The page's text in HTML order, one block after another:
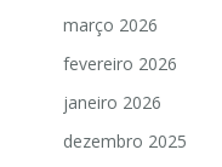
março 2026
fevereiro 2026
janeiro 2026
dezembro 2025